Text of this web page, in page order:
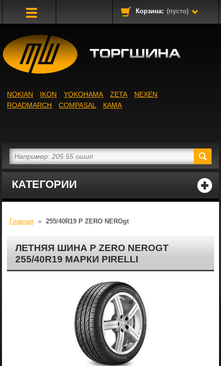
Корзина: (пусто)
КАТЕГОРИИ
NOKIAN IKON YOKOHAMA ZETA
NEXEN
ROADMARCH
COMPASAL КАМА
Главная » 255/40R19 P ZERO NEROgt
ЛЕТНЯЯ ШИНА P ZERO NEROGT
255/40R19 МАРКИ PIRELLI